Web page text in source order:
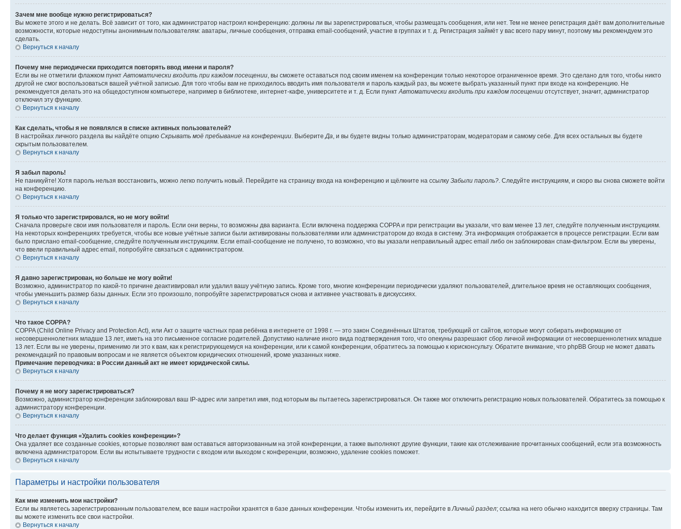
Зачем мне вообще нужно регистрироваться?
Вы можете этого и не делать. Всё зависит от того, как администратор настроил конференцию: должны ли вы зарегистрироваться, чтобы размещать сообщения, или нет. Тем не менее регистрация даёт вам дополнительные
возможности, которые недоступны анонимным пользователям: аватары, личные сообщения, отправка email-сообщений, участие в группах и т. д. Регистрация займёт у вас всего пару минут, поэтому мы рекомендуем это
сделать.
Вернуться к началу
Почему мне периодически приходится повторять ввод имени и пароля?
Если вы не отметили флажком пункт Автоматически входить при каждом посещении , вы сможете оставаться под своим именем на конференции только некоторое ограниченное время. Это сделано для того, чтобы никто
другой не смог воспользоваться вашей учётной записью. Для того чтобы вам не приходилось вводить имя пользователя и пароль каждый раз, вы можете выбрать указанный пункт при входе на конференцию. Не
рекомендуется делать это на общедоступном компьютере, например в библиотеке, интернет-кафе, университете и т. д. Если пункт Автоматически входить при каждом посещении отсутствует, значит, администратор
отключил эту функцию.
Вернуться к началу
Как сделать, чтобы я не появлялся в списке активных пользователей?
В настройках личного раздела вы найдёте опцию Скрывать моё пребывание на конференции . Выберите Да , и вы будете видны только администраторам, модераторам и самому себе. Для всех остальных вы будете
скрытым пользователем.
Вернуться к началу
Я забыл пароль!
Не паникуйте! Хотя пароль нельзя восстановить, можно легко получить новый. Перейдите на страницу входа на конференцию и щёлкните на ссылку Забыли пароль? . Следуйте инструкциям, и скоро вы снова сможете войти
на конференцию.
Вернуться к началу
Я только что зарегистрировался, но не могу войти!
Сначала проверьте свои имя пользователя и пароль. Если они верны, то возможны два варианта. Если включена поддержка COPPA и при регистрации вы указали, что вам менее 13 лет, следуйте полученным инструкциям.
На некоторых конференциях требуется, чтобы все новые учётные записи были активированы пользователями или администратором до входа в систему. Эта информация отображается в процессе регистрации. Если вам
было прислано email-сообщение, следуйте полученным инструкциям. Если email-сообщение не получено, то возможно, что вы указали неправильный адрес email либо он заблокирован спам-фильтром. Если вы уверены,
что ввели правильный адрес email, попробуйте связаться с администратором.
Вернуться к началу
Я давно зарегистрирован, но больше не могу войти!
Возможно, администратор по какой-то причине деактивировал или удалил вашу учётную запись. Кроме того, многие конференции периодически удаляют пользователей, длительное время не оставляющих сообщения,
чтобы уменьшить размер базы данных. Если это произошло, попробуйте зарегистрироваться снова и активнее участвовать в дискуссиях.
Вернуться к началу
Что такое COPPA?
COPPA (Child Online Privacy and Protection Act), или Акт о защите частных прав ребёнка в интернете от 1998 г. — это закон Соединённых Штатов, требующий от сайтов, которые могут собирать информацию от
несовершеннолетних младше 13 лет, иметь на это письменное согласие родителей. Допустимо наличие иного вида подтверждения того, что опекуны разрешают сбор личной информации от несовершеннолетних младше
13 лет. Если вы не уверены, применимо ли это к вам, как к регистрирующемуся на конференции, или к самой конференции, обратитесь за помощью к юрисконсульту. Обратите внимание, что phpBB Group не может давать
рекомендаций по правовым вопросам и не является объектом юридических отношений, кроме указанных ниже.
Примечание переводчика: в России данный акт не имеет юридической силы.
Вернуться к началу
Почему я не могу зарегистрироваться?
Возможно, администратор конференции заблокировал ваш IP-адрес или запретил имя, под которым вы пытаетесь зарегистрироваться. Он также мог отключить регистрацию новых пользователей. Обратитесь за помощью к
администратору конференции.
Вернуться к началу
Что делает функция «Удалить cookies конференции»?
Она удаляет все созданные cookies, которые позволяют вам оставаться авторизованным на этой конференции, а также выполняют другие функции, такие как отслеживание прочитанных сообщений, если эта возможность
включена администратором. Если вы испытываете трудности с входом или выходом с конференции, возможно, удаление cookies поможет.
Вернуться к началу
Параметры и настройки пользователя
Как мне изменить мои настройки?
Если вы являетесь зарегистрированным пользователем, все ваши настройки хранятся в базе данных конференции. Чтобы изменить их, перейдите в Личный раздел; ссылка на него обычно находится вверху страницы. Там
вы можете изменить все свои настройки.
Вернуться к началу